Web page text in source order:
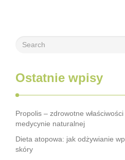
Ostatnie wpisy
Propolis – zdrowotne
medycynie naturalnej
Dieta atopowa: jak odżywianie
skóry